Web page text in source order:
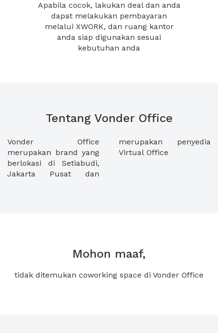
Apabila cocok, lakukan deal dan anda
dapat melakukan pembayaran
melalui XWORK, dan ruang kantor
anda siap digunakan sesuai
kebutuhan anda
Tentang Vonder Office
Vonder Office
merupakan brand yang
berlokasi di Setiabudi,
Jakarta Pusat dan
merupakan penyedia
Virtual Office
Mohon maaf,
tidak ditemukan coworking space di Vonder Office